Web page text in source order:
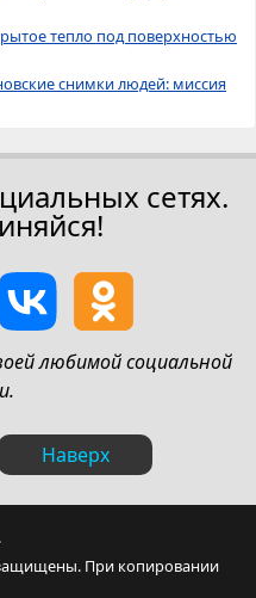
тепло под поверхностью
снимки людей: миссия
сетях.
любимой социальной
Наверх
При копировании